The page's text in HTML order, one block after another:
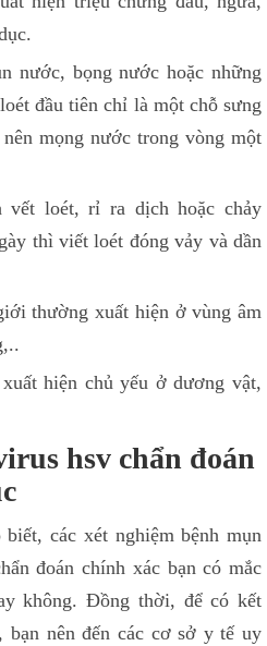
nước, bọng nước hoặc những
đầu tiên chỉ là một chỗ sưng
mọng nước trong vòng một
vết loét, rỉ ra dịch hoặc chảy
thì viết loét đóng vảy và dần
thường xuất hiện ở vùng âm
hiện chủ yếu ở dương vật,
hsv chẩn đoán
các xét nghiệm bệnh mụn
đoán chính xác bạn có mắc
không. Đồng thời, để có kết
bạn nên đến các cơ sở y tế uy